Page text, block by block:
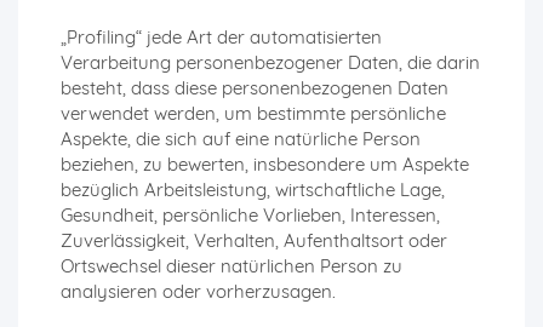
„Profiling“ jede Art der automatisierten
Verarbeitung personenbezogener Daten, die darin
besteht, dass diese personenbezogenen Daten
verwendet werden, um bestimmte persönliche
Aspekte, die sich auf eine natürliche Person
beziehen, zu bewerten, insbesondere um Aspekte
bezüglich Arbeitsleistung, wirtschaftliche Lage,
Gesundheit, persönliche Vorlieben, Interessen,
Zuverlässigkeit, Verhalten, Aufenthaltsort oder
Ortswechsel dieser natürlichen Person zu
analysieren oder vorherzusagen.